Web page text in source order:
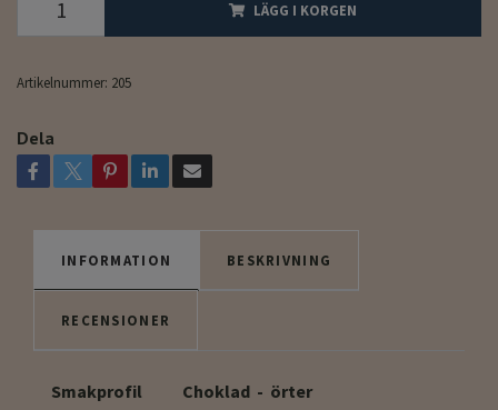
LÄGG I KORGEN
Artikelnummer: 205
Dela
INFORMATION BESKRIVNING
RECENSIONER
Smakprofil Choklad - örter